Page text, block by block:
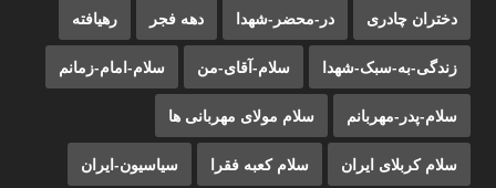
دختران چادری در-محضر-شهدا دهه فجر رهیافته
زندگی-به-سبک-شهدا سلام-آقای-من سلام-امام-زمانم
سلام-پدر-مهربانم سلام مولای مهربانی ها
سلام کربلای ایران سلام کعبه فقرا سیاسیون-ایران